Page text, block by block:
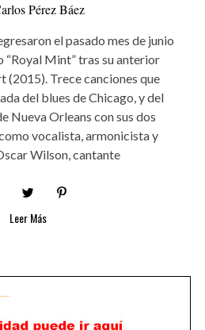
Pérez Báez
el pasado mes de junio
“Royal Mint” tras su anterior
(2015). Trece canciones que
del blues de Chicago, y del
Nueva Orleans con sus dos
vocalista, armonicista y
Wilson, cantante
Leer Más